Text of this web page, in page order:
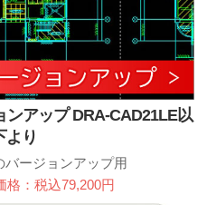
ンアップ DRA-CAD21LE以
より
バージョンアップ用
格：税込79,200円